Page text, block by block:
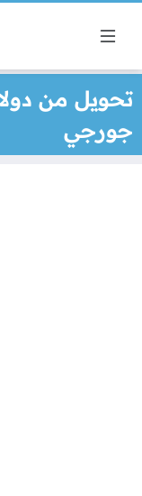
تحويل من
جورجي